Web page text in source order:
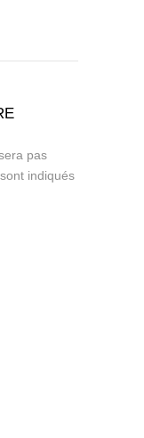
pas
indiqués